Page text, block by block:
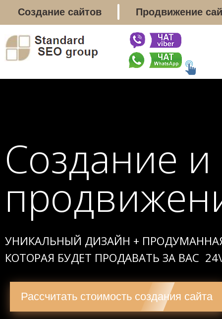
Создание и
УНИКАЛЬНЫЙ ДИЗАЙН +
КОТОРАЯ БУДЕТ ПРОДАВАТЬ ЗА ВАС
Рассчитать стоимость создания сайта
Продвижение
Создание сайтов